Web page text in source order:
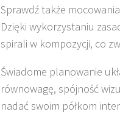
Sprawdź także
Dzięki wykorzystaniu
spirali w kompozycji, co
Świadome planowanie
równowagę, spójność
nadać swoim półkom